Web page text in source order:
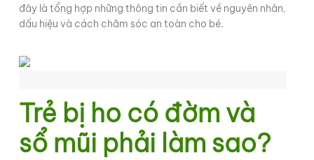
đây là tổng hợp những thông tin cần biết về nguyên nhân,
dấu hiệu và cách chăm sóc an toàn cho bé.
Trẻ bị ho có đờm và
sổ mũi phải làm sao?